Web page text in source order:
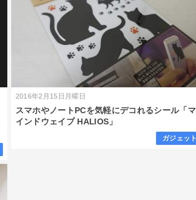
2016年2月15日月曜日
スマホやノートPCを気軽にデコれるシール「マ
インドウェイブ HALIOS」
ガジェット